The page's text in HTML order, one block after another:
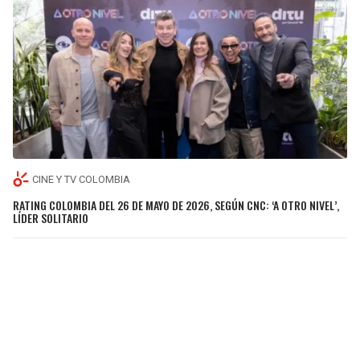
CINE Y TV COLOMBIA
RATING COLOMBIA DEL 26 DE MAYO DE 2026, SEGÚN CNC: ‘A OTRO NIVEL’,
LÍDER SOLITARIO